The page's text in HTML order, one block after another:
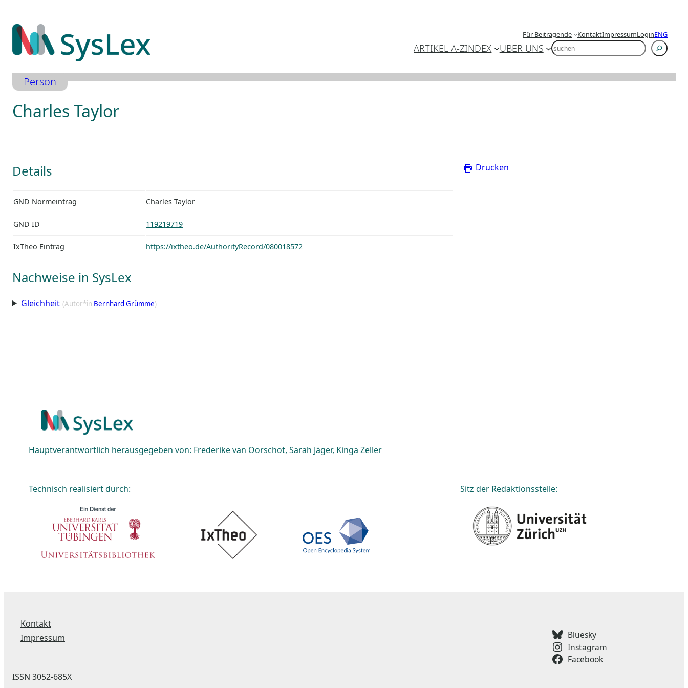
Inhalt
springen
Für Beitragende KontaktImpressumLoginENG
ARTIKEL A-ZINDEX ÜBER UNS SUCHEN
Person
Charles Taylor
Details
GND Normeintrag Charles Taylor
GND ID 119219719
IxTheo Eintrag https://ixtheo.de/AuthorityRecord/080018572
Nachweise in SysLex
Gleichheit (Autor*in Bernhard Grümme)
Drucken
Hauptverantwortlich herausgegeben von: Frederike van Oorschot, Sarah Jäger, Kinga Zeller
Technisch realisiert durch: Sitz der Redaktionsstelle:
Kontakt
Impressum
ISSN 3052-685X
Bluesky
Instagram
Facebook